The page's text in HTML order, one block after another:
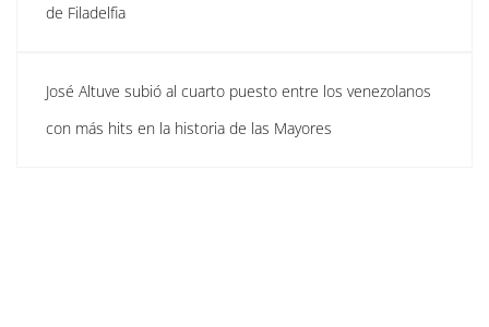
de Filadelfia
José Altuve subió al cuarto puesto entre los venezolanos
con más hits en la historia de las Mayores